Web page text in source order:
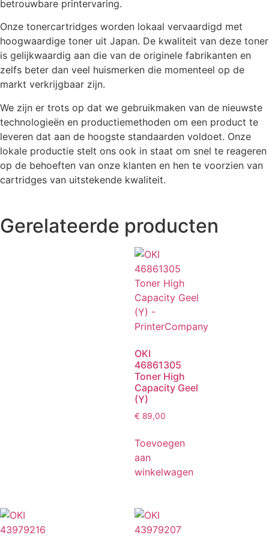
betrouwbare printervaring.
Onze tonercartridges worden lokaal vervaardigd met
hoogwaardige toner uit Japan. De kwaliteit van deze toner
is gelijkwaardig aan die van de originele fabrikanten en
zelfs beter dan veel huismerken die momenteel op de
markt verkrijgbaar zijn.
We zijn er trots op dat we gebruikmaken van de nieuwste
technologieën en productiemethoden om een product te
leveren dat aan de hoogste standaarden voldoet. Onze
lokale productie stelt ons ook in staat om snel te reageren
op de behoeften van onze klanten en hen te voorzien van
cartridges van uitstekende kwaliteit.
Gerelateerde producten
OKI
46861305
Toner High
Capacity Geel
(Y)
€ 89,00
Toevoegen
aan
winkelwagen